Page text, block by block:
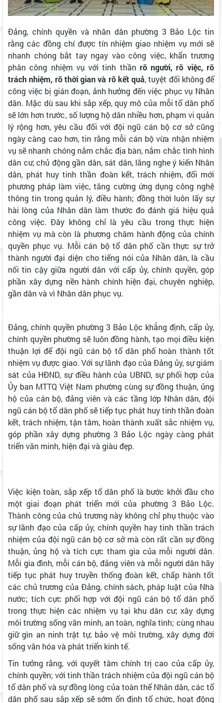
Đảng, chính quyền và nhân dân phường 3 Bảo Lộc tin
rằng các đồng chí được tín nhiệm giao nhiệm vụ mới sẽ
nhanh chóng bắt tay ngay vào công việc, khẩn trương
phân công nhiệm vụ với tinh thần rõ người, rõ việc, rõ
trách nhiệm, rõ thời gian và rõ kết quả, tuyệt đối không để
công việc bị gián đoạn, ảnh hưởng đến việc phục vụ Nhân
dân. Mặc dù sau khi sắp xếp, quy mô của mỗi tổ dân phố
sẽ lớn hơn trước, số lượng hộ dân nhiều hơn, phạm vi quản
lý rộng hơn, yêu cầu đối với đội ngũ cán bộ cơ sở cũng
ngày càng cao hơn, tin rằng mỗi cán bộ vừa nhận nhiệm
vụ sẽ nhanh chóng nắm chắc địa bàn, nắm chắc tình hình
dân cư, chủ động gần dân, sát dân, lắng nghe ý kiến Nhân
dân, phát huy tinh thần đoàn kết, trách nhiệm, đổi mới
phương pháp làm việc, tăng cường ứng dụng công nghệ
thông tin trong quản lý, điều hành; đồng thời luôn lấy sự
hài lòng của Nhân dân làm thước đo đánh giá hiệu quả
công việc. Đây không chỉ là yêu cầu trong thực hiện
nhiệm vụ mà còn là phương châm hành động của chính
quyền phục vụ. Mỗi cán bộ tổ dân phố cần thực sự trở
thành người đại diện cho tiếng nói của Nhân dân, là cầu
nối tin cậy giữa người dân với cấp ủy, chính quyền, góp
phần xây dựng nền hành chính hiện đại, chuyên nghiệp,
gần dân và vì Nhân dân phục vụ.
Đảng, chính quyền phường 3 Bảo Lộc khẳng định, cấp ủy,
chính quyền phường sẽ luôn đồng hành, tạo mọi điều kiện
thuận lợi để đội ngũ cán bộ tổ dân phố hoàn thành tốt
nhiệm vụ được giao. Với sự lãnh đạo của Đảng ủy, sự giám
sát của HĐND, sự điều hành của UBND, sự phối hợp của
Ủy ban MTTQ Việt Nam phường cùng sự đồng thuận, ủng
hộ của cán bộ, đảng viên và các tầng lớp Nhân dân, đội
ngũ cán bộ tổ dân phố sẽ tiếp tục phát huy tinh thần đoàn
kết, trách nhiệm, tận tâm, hoàn thành xuất sắc nhiệm vụ,
góp phần xây dựng phường 3 Bảo Lộc ngày càng phát
triển văn minh, hiện đại và giàu đẹp.
Việc kiện toàn, sắp xếp tổ dân phố là bước khởi đầu cho
một giai đoạn phát triển mới của phường 3 Bảo Lộc.
Thành công của chủ trương này không chỉ phụ thuộc vào
sự lãnh đạo của cấp ủy, chính quyền hay tinh thần trách
nhiệm của đội ngũ cán bộ cơ sở mà còn rất cần sự đồng
thuận, ủng hộ và tích cực tham gia của mỗi người dân.
Mỗi gia đình, mỗi cán bộ, đảng viên và mỗi người dân hãy
tiếp tục phát huy truyền thống đoàn kết, chấp hành tốt
các chủ trương của Đảng, chính sách, pháp luật của Nhà
nước; tích cực phối hợp với đội ngũ cán bộ tổ dân phố
trong thực hiện các nhiệm vụ tại khu dân cư; xây dựng
môi trường sống văn minh, an toàn, nghĩa tình; cùng nhau
giữ gìn an ninh trật tự, bảo vệ môi trường, xây dựng đời
sống văn hóa và phát triển kinh tế.
Tin tưởng rằng, với quyết tâm chính trị cao của cấp ủy,
chính quyền; với tinh thần trách nhiệm của đội ngũ cán bộ
tổ dân phố và sự đồng lòng của toàn thể Nhân dân, các tổ
dân phố sau sắp xếp sẽ sớm ổn định tổ chức, hoạt động